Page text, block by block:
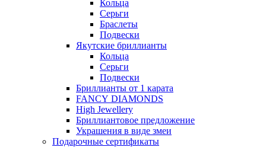
Кольца
Серьги
Браслеты
Подвески
Якутские бриллианты
Кольца
Серьги
Подвески
Бриллианты от 1 карата
FANCY DIAMONDS
High Jewellery
Бриллиантовое предложение
Украшения в виде змеи
Подарочные сертификаты